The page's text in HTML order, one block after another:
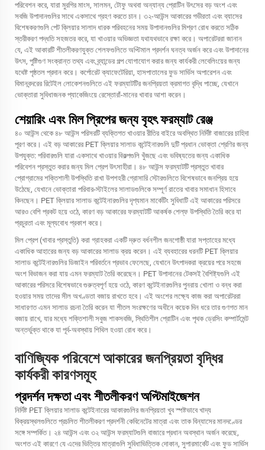
পরিবেশন করে, যারা মুরগির মাংস, সালমন, টোফু অথবা অন্যান্য প্রোটিন উৎসের বড় অংশ এবং
সবজি উপাদানগুলির সাথে একসাথে গ্রহণ করতে চান। ৩২-আউন্স আকারের গভীরতা এবং ব্যাসের
বিশেষকরণগুলি পেট ক্লিয়ার সালাদ ধারকপরিবহনের সময় উপাদানগুলির মিশ্রণ রোধ করতে সঠিক
স্তরীকরণ পদ্ধতি সহজতর করে, যা খাওয়ার অভিজ্ঞতা যথাযথভাবে রক্ষা করে। অপারেটররা জানান
যে, এই আকারটি শীতলীকরণযুক্ত শেলফগুলিতে অপ্টিমাল প্রদর্শন ঘনত্ব অর্জন করে এবং উপাদানের
উৎস, পুষ্টিগুণ সংক্রান্ত তথ্য এবং ব্র্যান্ডের গল্প যোগাযোগ করার জন্য কার্যকরী লেবেলিংয়ের জন্য
যথেষ্ট পৃষ্ঠতল প্রদান করে। কর্পোরেট ক্যাফেটেরিয়া, হাসপাতালের ফুড সার্ভিস অপারেশন এবং
বিমানবন্দরের রিটেইল লোকেশনগুলিতে এই ফরম্যাটটির জনপ্রিয়তা ক্রমাগত বৃদ্ধি পাচ্ছে, যেখানে
ভোক্তারা সুবিধাজনক প্যাকেজিংয়ে রেস্তোরাঁ-মানের খাবার আশা করেন।
শেয়ারিং এবং মিল প্রিপের জন্য বৃহৎ ফরম্যাট রেঞ্জ
৪০ আউন্স থেকে ৪৮ আউন্স পরিসরটি ব্যক্তিগত খাওয়ার রীতির বাইরে অবস্থিত নির্দিষ্ট বাজারের চাহিদা
পূরণ করে। এই বড় আকারের PET ক্লিয়ার সালাড কন্টেইনারগুলি দুটি প্রধান ভোক্তা শ্রেণির জন্য
উপযুক্ত: পরিবারগুলি যারা একসাথে খাওয়ার বিকল্পগুলি খুঁজছে এবং ভবিষ্যতের জন্য একাধিক
পরিবেশন প্রস্তুত করার জন্য মিল প্রেপ উৎসাহীরা। ৪৮ আউন্স ফরম্যাটটি প্রস্তুত খাবার
প্রোগ্রামের শক্তিশালী উপস্থিতি রাখা উপশহরী গ্রোসারি স্টোরগুলিতে বিশেষভাবে জনপ্রিয় হয়ে
উঠেছে, যেখানে ভোক্তারা পরিবার-স্টাইলের সালাডগুলিকে সম্পূর্ণ রাতের খাবার সমাধান হিসাবে
কিনছেন। PET ক্লিয়ার সালাড কন্টেইনারগুলির দৃশ্যমান মার্কেটিং সুবিধাটি এই আকারের পরিসরে
আরও বেশি প্রকট হয়ে ওঠে, কারণ বড় আকারের ফরম্যাটটি আকর্ষক শেল্ফ উপস্থিতি তৈরি করে যা
প্রচুরতা এবং মূল্যবোধ প্রকাশ করে।
মিল প্রেপ (খাবার প্রস্তুতি) করা গ্রাহকরা একটি দ্রুত বর্ধনশীল জনগোষ্ঠী যারা সপ্তাহের মধ্যে
একাধিক আহারের জন্য বড় আকারের সালাড ক্রয় করেন। এই ব্যবহারের ধরনটি PET ক্লিয়ার
সালাড কন্টেইনারগুলির ডিজাইন পরিবর্তনে প্রভাব ফেলেছে, যেখানে উৎপাদকরা ক্রয়ের পরে সহজে
অংশ বিভাজন করা যায় এমন ফরম্যাট তৈরি করেছেন। PET উপাদানের টেকসই বৈশিষ্ট্যগুলি এই
আকারের পরিসরে বিশেষভাবে গুরুত্বপূর্ণ হয়ে ওঠে, কারণ কন্টেইনারগুলির পুনরায় খোলা ও বন্ধ করা
হওয়ার সময় তাদের সীল অখণ্ডতা বজায় রাখতে হবে। এই অংশের লক্ষ্যে কাজ করা অপারেটররা
সাধারণত এমন সালাড রচনা তৈরি করেন যা শীতল সংরক্ষণের অধীনে কয়েক দিন ধরে তার গুণগত মান
বজায় রাখে, যার মধ্যে শক্তিশালী সবুজ শাকসবজি, স্থিতিশীল প্রোটিন এবং পৃথক ড্রেসিং কম্পার্টমেন্ট
অন্তর্ভুক্ত থাকে যা পূর্ব-অবস্থায় শিথিল হওয়া রোধ করে।
বাণিজ্যিক পরিবেশে আকারের জনপ্রিয়তা বৃদ্ধির
কার্যকরী কারণসমূহ
প্রদর্শন দক্ষতা এবং শীতলীকরণ অপ্টিমাইজেশন
নির্দিষ্ট PET ক্লিয়ার সালাড কন্টেইনারের আকারগুলির জনপ্রিয়তা খুব স্পষ্টভাবে খাদ্য
বিক্রয়স্থলগুলিতে প্রচলিত শীতলীকরণ প্রদর্শনী কেবিনেটের মাত্রা এবং তাক বিন্যাসের মানদণ্ডের
সঙ্গে সম্পর্কিত। ২৪ আউন্স এবং ৩২ আউন্স ফরম্যাটগুলি বাজারে প্রধান অবস্থান অর্জন করেছে,
অংশত এই কারণে যে এদের ভিত্তির মাত্রাগুলি সুবিধাভিত্তিক দোকান, সুপারমার্কেট এবং ফুড সার্ভিস